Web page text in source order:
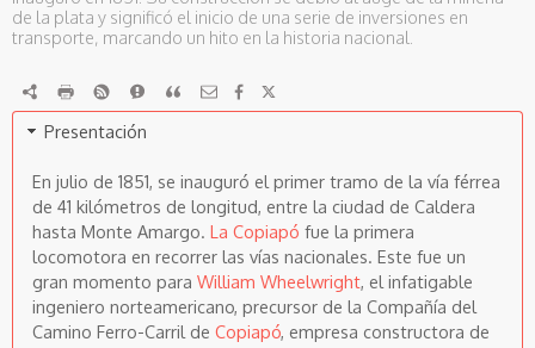
de la plata y significó el inicio de una serie de inversiones en
transporte, marcando un hito en la historia nacional.
RDF imprimirRSS ReportarCitar
Presentación
En julio de 1851, se inauguró el primer tramo de la vía férrea
de 41 kilómetros de longitud, entre la ciudad de Caldera
hasta Monte Amargo. La Copiapó fue la primera
locomotora en recorrer las vías nacionales. Este fue un
gran momento para William Wheelwright, el infatigable
ingeniero norteamericano, precursor de la Compañía del
Camino Ferro-Carril de Copiapó, empresa constructora de